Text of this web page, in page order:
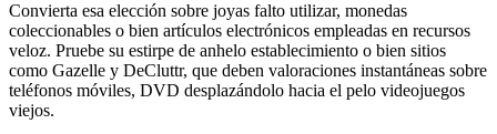
Convierta esa elección sobre joyas falto utilizar, monedas
coleccionables o bien artículos electrónicos empleadas ​​en recursos
veloz. Pruebe su estirpe de anhelo establecimiento o bien sitios
como Gazelle y DeCluttr, que deben valoraciones instantáneas sobre
teléfonos móviles, DVD desplazándolo hacia el pelo videojuegos
viejos.